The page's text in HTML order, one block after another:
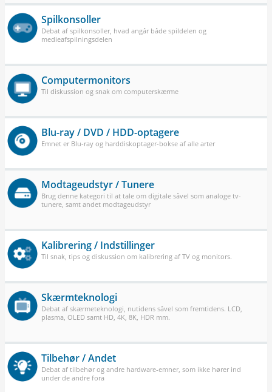
Spilkonsoller
Debat af spilkonsoller, hvad angår både spildelen og
medieafspilningsdelen
Computermonitors
Til diskussion og snak om computerskærme
Blu-ray / DVD / HDD-optagere
Emnet er Blu-ray og harddiskoptager-bokse af alle arter
Modtageudstyr / Tunere
Brug denne kategori til at tale om digitale såvel som analoge tv-
tunere, samt andet modtageudstyr
Kalibrering / Indstillinger
Til snak, tips og diskussion om kalibrering af TV og monitors.
Skærmteknologi
Debat af skærmeteknologi, nutidens såvel som fremtidens. LCD,
plasma, OLED samt HD, 4K, 8K, HDR mm.
Tilbehør / Andet
Debat af tilbehør og andre hardware-emner, som ikke hører ind
under de andre fora